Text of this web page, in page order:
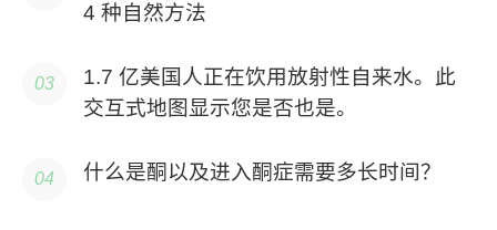
4 种自然方法
1.7 亿美国人正在饮用放射性自来水。此
交互式地图显示您是否也是。
什么是酮以及进入酮症需要多长时间？